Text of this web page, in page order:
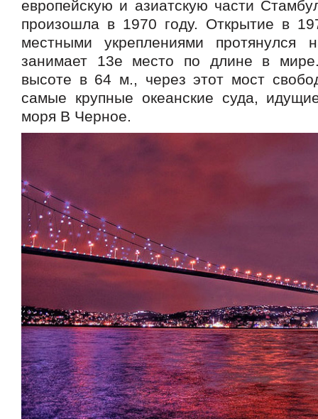
европейскую и азиатскую части
произошла в 1970 году. Открытие в
местными укреплениями
занимает 13е место по длине в
высоте в 64 м., через этот мост
самые крупные океанские суда,
моря В Черное.